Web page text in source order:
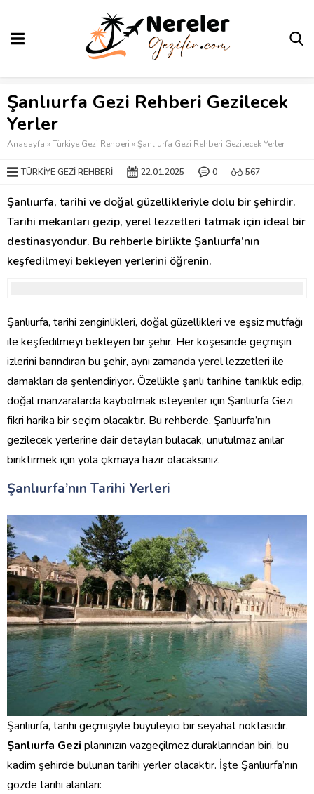
Şanlıurfa Gezi Rehberi Gezilecek
Yerler
Anasayfa »Türkiye Gezi Rehberi » Şanlıurfa Gezi Rehberi Gezilecek Yerler
TÜRKIYE GEZI REHBERI 22.01.2025 0 567
Şanlıurfa, tarihi ve doğal güzellikleriyle dolu bir şehirdir.
Tarihi mekanları gezip, yerel lezzetleri tatmak için ideal bir
destinasyondur. Bu rehberle birlikte Şanlıurfa’nın
keşfedilmeyi bekleyen yerlerini öğrenin.
Şanlıurfa, tarihi zenginlikleri, doğal güzellikleri ve eşsiz mutfağı
ile keşfedilmeyi bekleyen bir şehir. Her köşesinde geçmişin
izlerini barındıran bu şehir, aynı zamanda yerel lezzetleri ile
damakları da şenlendiriyor. Özellikle şanlı tarihine tanıklık edip,
doğal manzaralarda kaybolmak isteyenler için Şanlıurfa Gezi
fikri harika bir seçim olacaktır. Bu rehberde, Şanlıurfa’nın
gezilecek yerlerine dair detayları bulacak, unutulmaz anılar
biriktirmek için yola çıkmaya hazır olacaksınız.
Şanlıurfa’nın Tarihi Yerleri
Şanlıurfa, tarihi geçmişiyle büyüleyici bir seyahat noktasıdır.
Şanlıurfa Gezi planınızın vazgeçilmez duraklarından biri, bu
kadim şehirde bulunan tarihi yerler olacaktır. İşte Şanlıurfa’nın
gözde tarihi alanları: